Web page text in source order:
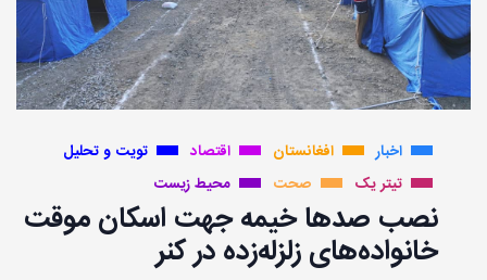
اخبار افغانستان اقتصاد
تویت و تحلیل
تیتر یک
صحت محیط زیست
نصب صدها خیمه جهت اسکان موقت
خانواده‌های زلزله‌زده در کنر